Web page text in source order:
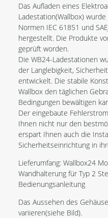
Das Aufladen eines
Ladestation(Wallbox)
Normen IEC 61851 und
hergestellt. Die Produkte
geprüft worden.
Die WB24-Ladestationen
der Langlebigkeit,
entwickelt. Die stabile
Wallbox den täglichen
Bedingungen bewältigen
Der eingebaute
Ihnen nicht nur den
erspart Ihnen auch die
Sicherheitseinrichtung in
Lieferumfang: Wallbox24
Wandhalterung für Typ 2
Bedienungsanleitung
Das Aussehen des
variieren(siehe Bild).